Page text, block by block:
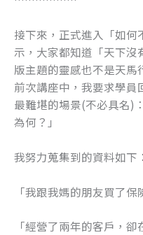
接下來，正式進入「如何
示，大家都知道「天下沒
版主題的靈感也不是天馬
前次講座中，我要求學員
最難堪的場景(不必具名)
為何？」
我努力蒐集到的資料如下：
「我跟我媽的朋友買了
「經營了兩年的客戶，